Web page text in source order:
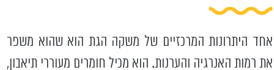
אחד היתרונות המרכזיים של משקה הגת הוא שהוא משפר
את רמות האנרגיה והערנות. הוא מכיל חומרים מעוררי תיאבון,